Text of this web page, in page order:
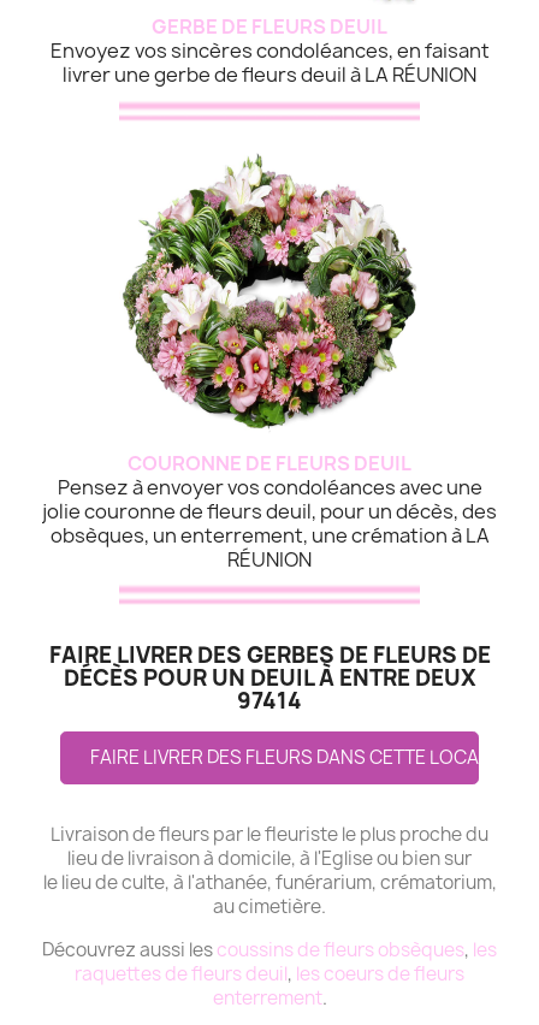
GERBE DE FLEURS DEUIL
Envoyez vos sincères condoléances, en faisant
livrer une gerbe de fleurs deuil à LA RÉUNION
COURONNE DE FLEURS DEUIL
Pensez à envoyer vos condoléances avec une
jolie couronne de fleurs deuil, pour un décès, des
obsèques, un enterrement, une crémation à LA
RÉUNION
FAIRE LIVRER DES GERBES DE FLEURS DE
DÉCÈS POUR UN DEUIL À ENTRE DEUX
97414
FAIRE LIVRER DES FLEURS DANS CETTE LOCALITE
Livraison de fleurs par le fleuriste le plus proche du
lieu de livraison à domicile, à l'Eglise ou bien sur
le lieu de culte, à l'athanée, funérarium, crématorium,
au cimetière.
Découvrez aussi lescoussins de fleurs obsèques, les
raquettes de fleurs deuil, les coeurs de fleurs
enterrement.